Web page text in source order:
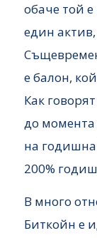
обаче той
един
е балон,
Как
до момента
на годишна
200%
В много
Биткойн е